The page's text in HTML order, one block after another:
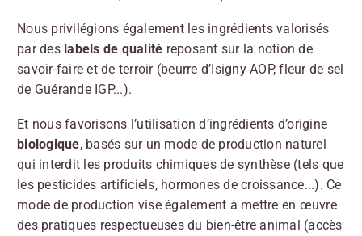
Nous privilégions également les ingrédients valorisés
par des labels de qualité reposant sur la notion de
savoir-faire et de terroir (beurre d’Isigny AOP, fleur de sel
de Guérande IGP...).
Et nous favorisons l’utilisation d’ingrédients d’origine
biologique, basés sur un mode de production naturel
qui interdit les produits chimiques de synthèse (tels que
les pesticides artificiels, hormones de croissance...). Ce
mode de production vise également à mettre en œuvre
des pratiques respectueuses du bien-être animal (accès